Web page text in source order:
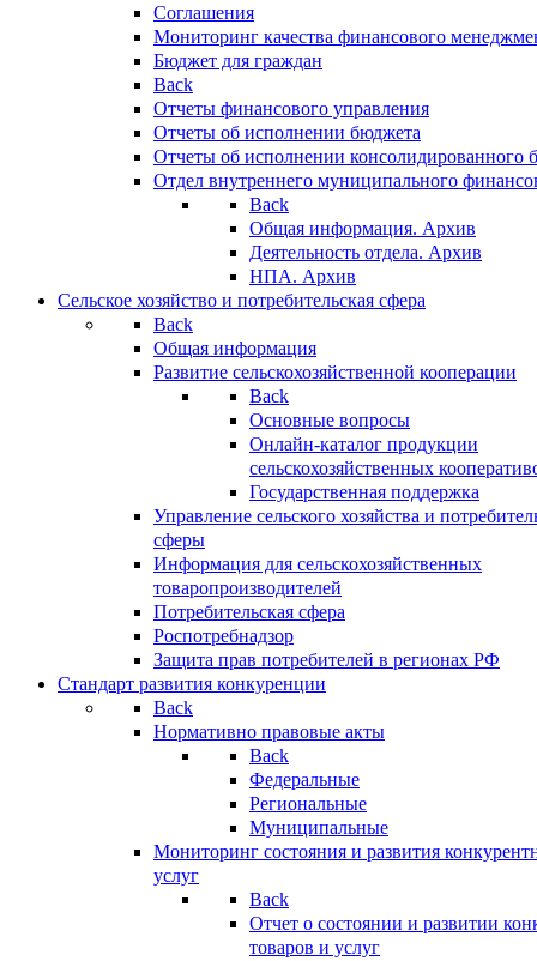
Соглашения
Мониторинг качества финансового
Бюджет для граждан
Back
Отчеты финансового управления
Отчеты об исполнении бюджета
Отчеты об исполнении консолидированного
Отдел внутреннего муниципального
Back
Общая информация. Архив
Деятельность отдела. Архив
НПА. Архив
Сельское хозяйство и потребительская сфера
Back
Общая информация
Развитие сельскохозяйственной кооперации
Back
Основные вопросы
Онлайн-каталог продукции
сельскохозяйственных
Государственная поддержка
Управление сельского хозяйства и
сферы
Информация для сельскохозяйственных
товаропроизводителей
Потребительская сфера
Роспотребнадзор
Защита прав потребителей в регионах РФ
Стандарт развития конкуренции
Back
Нормативно правовые акты
Back
Федеральные
Региональные
Муниципальные
Мониторинг состояния и развития
услуг
Back
Отчет о состоянии и развитии
товаров и услуг